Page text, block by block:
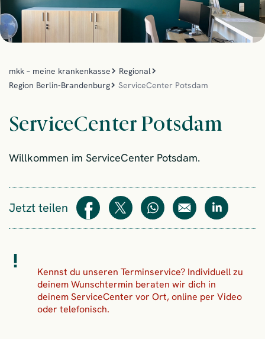
mkk – meine krankenkasse
Regional
Region Berlin-Brandenburg
ServiceCenter Potsdam
ServiceCenter Potsdam
Willkommen im ServiceCenter Potsdam.
Jetzt teilen Teilen Teilen WhatsAppE-Mail Teilen
Kennst du unseren Terminservice? Individuell zu
deinem Wunschtermin beraten wir dich in
deinem ServiceCenter vor Ort, online per Video
oder telefonisch.